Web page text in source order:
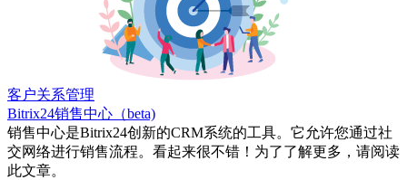
客户关系管理
Bitrix24销售中心（beta)
销售中心是Bitrix24创新的CRM系统的工具。它允许您通过社
交网络进行销售流程。看起来很不错！为了了解更多，请阅读
此文章。